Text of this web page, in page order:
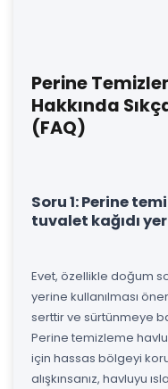
Perine
Hakkında
(FAQ)
Soru 1: Perine
tuvalet kağıdı
Evet, özellikle doğum
yerine kullanılması
serttir ve sürtünmeye
Perine temizleme
için hassas bölgeyi
alışkınsanız, havluyu